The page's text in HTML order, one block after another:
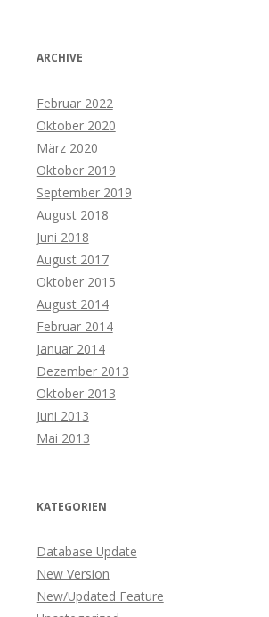
ARCHIVE
Februar 2022
Oktober 2020
März 2020
Oktober 2019
September 2019
August 2018
Juni 2018
August 2017
Oktober 2015
August 2014
Februar 2014
Januar 2014
Dezember 2013
Oktober 2013
Juni 2013
Mai 2013
KATEGORIEN
Database Update
New Version
New/Updated Feature